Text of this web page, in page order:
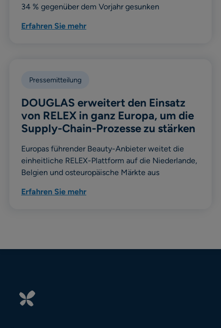
34 % gegenüber dem Vorjahr gesunken
Erfahren Sie mehr
Pressemitteilung
DOUGLAS erweitert den Einsatz
von RELEX in ganz Europa, um die
Supply-Chain-Prozesse zu stärken
Europas führender Beauty-Anbieter weitet die
einheitliche RELEX-Plattform auf die Niederlande,
Belgien und osteuropäische Märkte aus
Erfahren Sie mehr